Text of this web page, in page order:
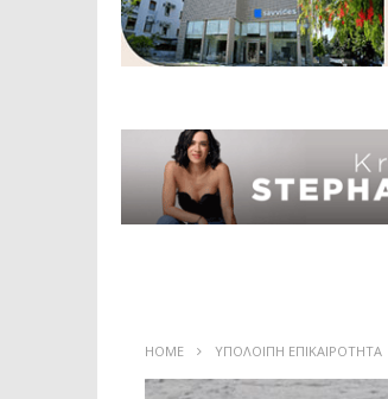
HOME ΥΠΟΛΟΙΠΗ ΕΠΙΚΑΙΡΟΤΗΤΑ